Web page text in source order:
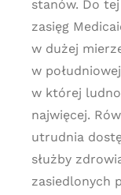
stanów. Do
zasięg
w dużej
w
w której
najwięcej.
utrudnia
służby
zasiedlonych